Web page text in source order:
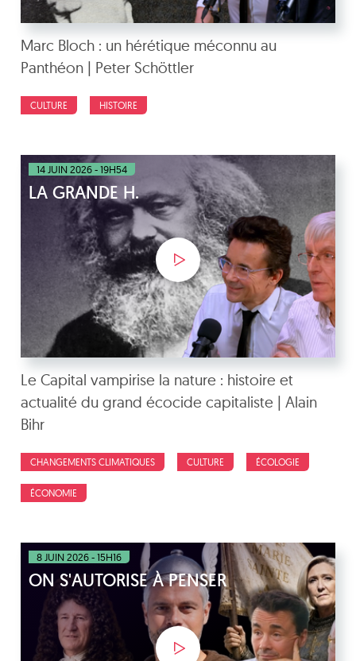
Marc Bloch : un hérétique méconnu au
Panthéon | Peter Schöttler
CULTURE HISTOIRE
14 JUIN 2026 - 19H54
LA GRANDE H.
Le Capital vampirise la nature : histoire et
actualité du grand écocide capitaliste | Alain
Bihr
CHANGEMENTS CLIMATIQUES CULTURE ÉCOLOGIE
ÉCONOMIE
8 JUIN 2026 - 15H16
ON S'AUTORISE À PENSER